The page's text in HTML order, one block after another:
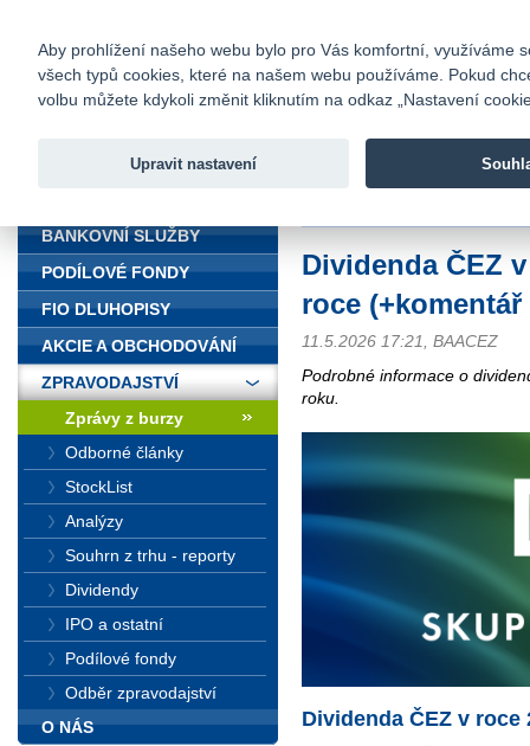
Fio banka
Fio banka
Dividenda ČEZ
roce
11.5.2026 17:21, BAACEZ
Podrobné informace o
roku.
Dividenda ČEZ v roce
BANKOVNÍ SLUŽBY
PODÍLOVÉ FONDY
FIO DLUHOPISY
AKCIE A OBCHODOVÁNÍ
ZPRAVODAJSTVÍ
Zprávy z burzy
Odborné články
StockList
Analýzy
Souhrn z trhu - reporty
Dividendy
IPO a ostatní
Podílové fondy
Odběr zpravodajství
O NÁS
Aby prohlížení našeho webu bylo pro Vás komfortní, využíváme
všech typů cookies, které na našem webu používáme. Pokud
volbu můžete kdykoli změnit kliknutím na odkaz „Nastavení
Upravit nastavení